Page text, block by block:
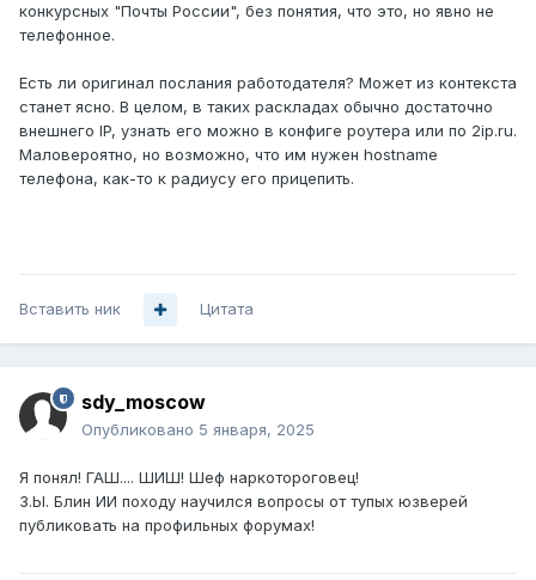
конкурсных "Почты России", без понятия, что это, но явно не
телефонное.
Есть ли оригинал послания работодателя? Может из контекста
станет ясно. В целом, в таких раскладах обычно достаточно
внешнего IP, узнать его можно в конфиге роутера или по 2ip.ru.
Маловероятно, но возможно, что им нужен hostname
телефона, как-то к радиусу его прицепить.
Вставить ник Цитата
sdy_moscow
Опубликовано 5 января, 2025
Я понял! ГАШ.... ШИШ! Шеф наркотороговец!
З.Ы. Блин ИИ походу научился вопросы от тупых юзверей
публиковать на профильных форумах!